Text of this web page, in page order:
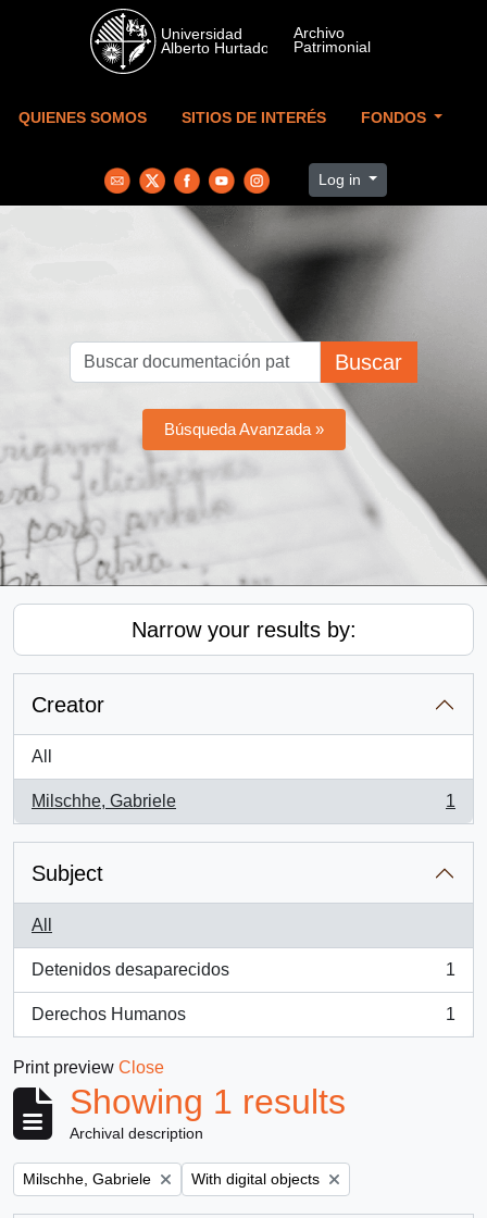
Skip to main content
QUIENES SOMOS SITIOS DE INTERÉS FONDOS
Log in
Buscar
Búsqueda Avanzada »
Narrow your results by:
Creator
All
Milschhe, Gabriele
, 1 results
1
Subject
All
Detenidos desaparecidos
, 1 results
1
Derechos Humanos
, 1 results
1
Print preview Close
Showing 1 results
Archival description
Remove filter:
Milschhe, Gabriele Remove filter:
With digital objects